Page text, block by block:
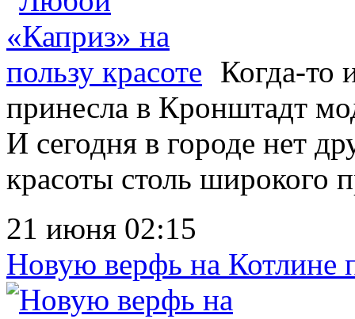
Когда-то
принесла в Кронштадт
И сегодня в городе нет
красоты столь широкого
21 июня 02:15
Новую верфь на Котлине